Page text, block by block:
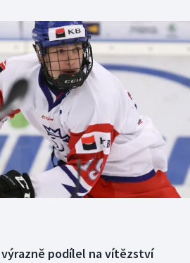
výrazně podílel na vítězství